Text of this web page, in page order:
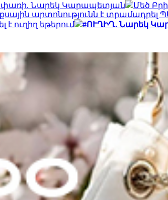
Նարեկ Կարապետյան
Մեծ
արտոնությունն է
ուղիղ եթերում
#ՈՒՂԻՂ․ Նարեկ